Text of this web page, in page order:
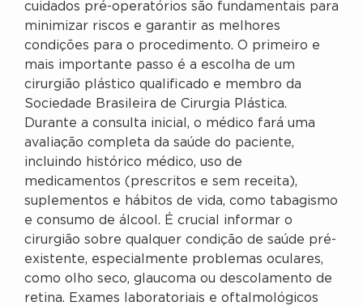
cuidados pré-operatórios são fundamentais para
minimizar riscos e garantir as melhores
condições para o procedimento. O primeiro e
mais importante passo é a escolha de um
cirurgião plástico qualificado e membro da
Sociedade Brasileira de Cirurgia Plástica.
Durante a consulta inicial, o médico fará uma
avaliação completa da saúde do paciente,
incluindo histórico médico, uso de
medicamentos (prescritos e sem receita),
suplementos e hábitos de vida, como tabagismo
e consumo de álcool. É crucial informar o
cirurgião sobre qualquer condição de saúde pré-
existente, especialmente problemas oculares,
como olho seco, glaucoma ou descolamento de
retina. Exames laboratoriais e oftalmológicos